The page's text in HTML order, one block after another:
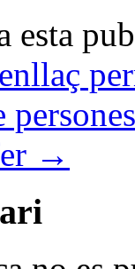
esta
enllaç
→